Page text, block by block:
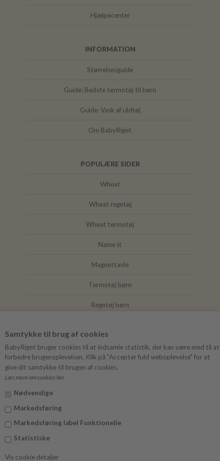
Samtykke til brug af cookies
BabyRiget bruger cookies til at indsamle statistik, der kan være med til at
forbedre brugeroplevelsen. Klik på "Accepter fuld weboplevelse" for at
give dit samtykke til brugen af cookies.
Læs mere om cookies her
Nødvendige
Markedsføring
Markedsføring label Funktionelle
Statistiske
Vis cookie detaljer
Hjælpecenter
INFORMATION
Størrelsesguide
Guide: Bedste termotøj til børn
Guide: Vask af uldtøj
Om BabyRiget
POPULÆRE SIDER
Wheat
Wheat regntøj
Wheat termotøj
Name It
Magnettavle
Termotøj børn
Regntøj børn
Mushie
Facebook